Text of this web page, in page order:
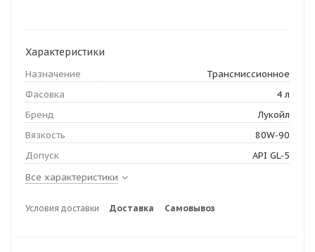
Характеристики
Назначение
Трансмиссионное
Фасовка
4 л
Бренд
Лукойл
Вязкость
80W-90
Допуск
API GL-5
Все характеристики
Условия доставки Доставка Самовывоз